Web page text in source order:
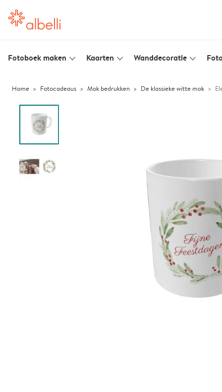
Fotoboek maken slim_arrow_down Kaarten slim_arrow_down Wanddecoratie slim_arrow_down
Home Fotocadeaus Mok bedrukken De klassieke witte mok